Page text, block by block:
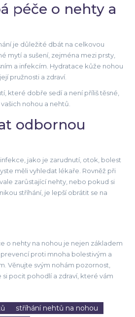
péče o nehty a
je důležité dbát na celkovou
mytí a sušení, zejména mezi prsty,
a infekcím. Hydratace kůže nohou
pružnosti a zdraví.
které dobře sedí a není příliš těsné,
nohou a nehtů.
odbornou
jako je zarudnutí, otok, bolest
měli vyhledat lékaře. Rovněž při
zarůstající nehty, nebo pokud si
stříhání, je lepší obrátit se na
o nehty na nohou je nejen základem
proti mnoha bolestivým a
Věnujte svým nohám pozornost,
si pocit pohodlí a zdraví, které vám
stříhání nehtů na nohou